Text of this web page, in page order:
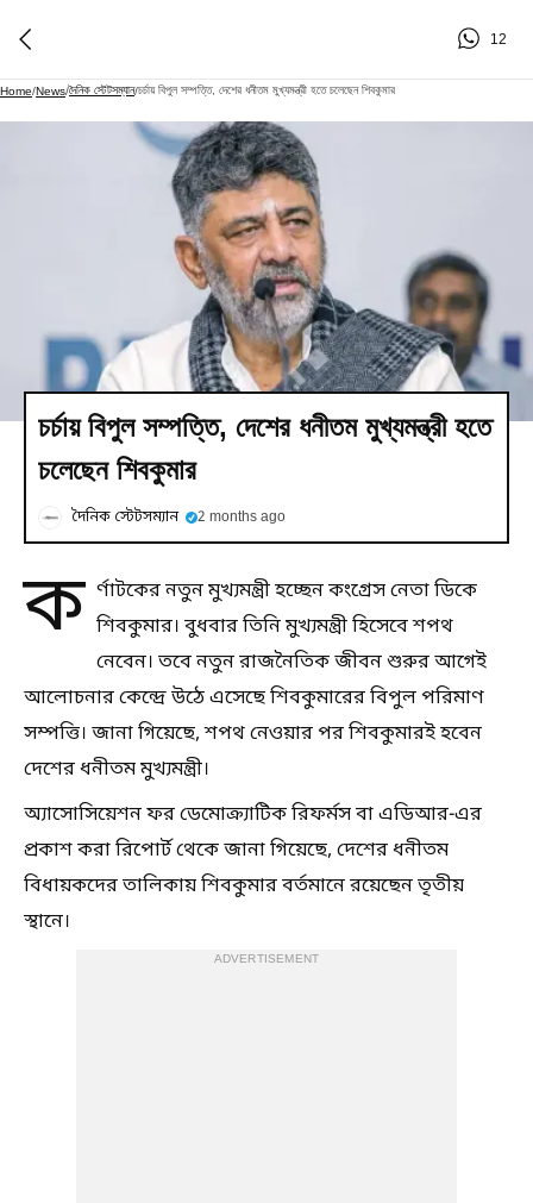
12
Home/News/দৈনিক স্টেটসম্যান/চর্চায় বিপুল সম্পত্তি, দেশের ধনীতম মুখ্যমন্ত্রী হতে চলেছেন শিবকুমার
চর্চায় বিপুল সম্পত্তি, দেশের ধনীতম মুখ্যমন্ত্রী হতে
চলেছেন শিবকুমার
দৈনিক স্টেটসম্যান 2 months ago
ক র্ণাটকের নতুন মুখ্যমন্ত্রী হচ্ছেন কংগ্রেস নেতা ডিকে
শিবকুমার। বুধবার তিনি মুখ্যমন্ত্রী হিসেবে শপথ
নেবেন। তবে নতুন রাজনৈতিক জীবন শুরুর আগেই
আলোচনার কেন্দ্রে উঠে এসেছে শিবকুমারের বিপুল পরিমাণ
সম্পত্তি। জানা গিয়েছে, শপথ নেওয়ার পর শিবকুমারই হবেন
দেশের ধনীতম মুখ্যমন্ত্রী।
অ্যাসোসিয়েশন ফর ডেমোক্র্যাটিক রিফর্মস বা এডিআর-এর
প্রকাশ করা রিপোর্ট থেকে জানা গিয়েছে, দেশের ধনীতম
বিধায়কদের তালিকায় শিবকুমার বর্তমানে রয়েছেন তৃতীয়
স্থানে।
ADVERTISEMENT